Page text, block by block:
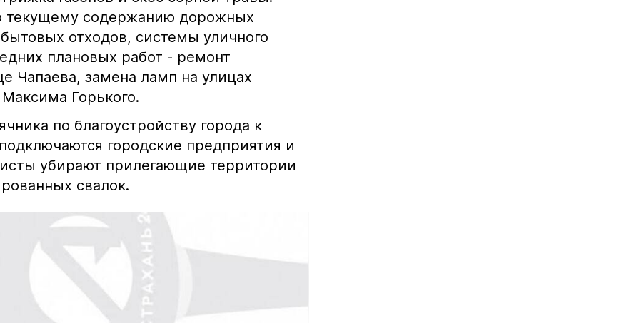
текущему содержанию дорожных
отходов, системы уличного
плановых работ - ремонт
Чапаева, замена ламп на улицах
Горького.
по благоустройству города к
городские предприятия и
убирают прилегающие территории
свалок.